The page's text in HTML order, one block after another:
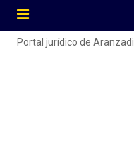
Portal jurídico de